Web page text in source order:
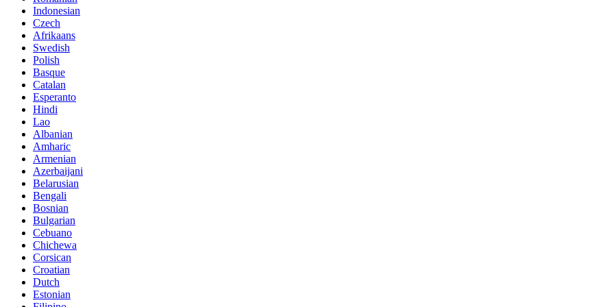
Indonesian
Czech
Afrikaans
Swedish
Polish
Basque
Catalan
Esperanto
Hindi
Lao
Albanian
Amharic
Armenian
Azerbaijani
Belarusian
Bengali
Bosnian
Bulgarian
Cebuano
Chichewa
Corsican
Croatian
Dutch
Estonian